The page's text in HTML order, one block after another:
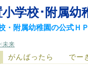
小学校･附属幼
・附属幼稚園の公式Ｈ
未来
がんばったら でー